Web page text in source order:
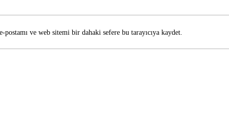
postamı ve web sitemi bir dahaki sefere bu tarayıcıya kaydet.